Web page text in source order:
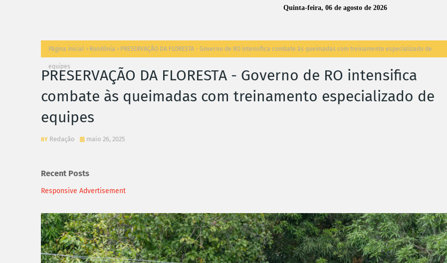
Quinta-feira, 06 de agosto de 2026
Página inicial Rondônia PRESERVAÇÃO DA FLORESTA - Governo de RO intensifica combate às queimadas com treinamento especializado de
equipes
PRESERVAÇÃO DA FLORESTA - Governo de RO intensifica
combate às queimadas com treinamento especializado de
equipes
Redação maio 26, 2025
Recent Posts
Responsive Advertisement